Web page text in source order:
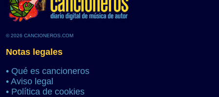
© 2026 CANCIONEROS.COM
Notas legales
• Qué es cancioneros
• Aviso legal
• Política de cookies